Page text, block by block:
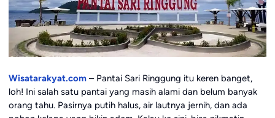
Wisatarakyat.com– Pantai Sari Ringgung itu keren banget,
loh! Ini salah satu pantai yang masih alami dan belum banyak
orang tahu. Pasirnya putih halus, air lautnya jernih, dan ada